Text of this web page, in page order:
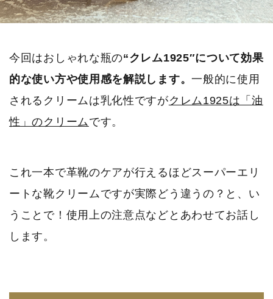
今回はおしゃれな瓶の“クレム1925″について効果
的な使い方や使用感を解説します。一般的に使用
されるクリームは乳化性ですがクレム1925は「油
性」のクリームです。
これ一本で革靴のケアが行えるほどスーパーエリ
ートな靴クリームですが実際どう違うの？と、い
うことで！使用上の注意点などとあわせてお話し
します。